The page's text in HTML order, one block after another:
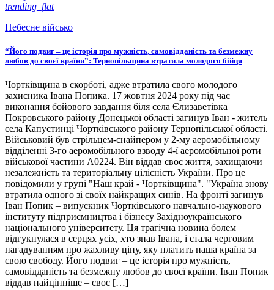
trending_flat
Небесне військо
“Його подвиг – це історія про мужність, самовідданість та безмежну
любов до своєї країни”: Тернопільщина втратила молодого бійця
Чортківщина в скорботі, адже втратила свого молодого
захисника Івана Попика. 17 жовтня 2024 року під час
виконання бойового завдання біля села Єлизаветівка
Покровського району Донецької області загинув Іван - житель
села Капустинці Чортківського району Тернопільської області.
Військовий був стрільцем-снайпером у 2-му аеромобільному
відділенні 3-го аеромобільного взводу 4-ї аеромобільної роти
військової частини А0224. Він віддав своє життя, захищаючи
незалежність та територіальну цілісність України. Про це
повідомили у групі "Наш край - Чортківщина". "Україна знову
втратила одного зі своїх найкращих синів. На фронті загинув
Іван Попик – випускник Чортківського навчально-наукового
інституту підприємництва і бізнесу Західноукраїнського
національного університету. Ця трагічна новина болем
відгукнулася в серцях усіх, хто знав Івана, і стала черговим
нагадуванням про жахливу ціну, яку платить наша країна за
свою свободу. Його подвиг – це історія про мужність,
самовідданість та безмежну любов до своєї країни. Іван Попик
віддав найцінніше – своє […]